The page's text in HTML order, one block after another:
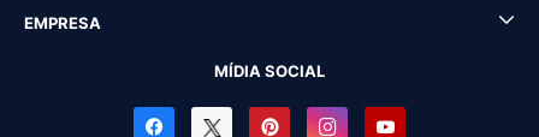
EMPRESA
MÍDIA SOCIAL